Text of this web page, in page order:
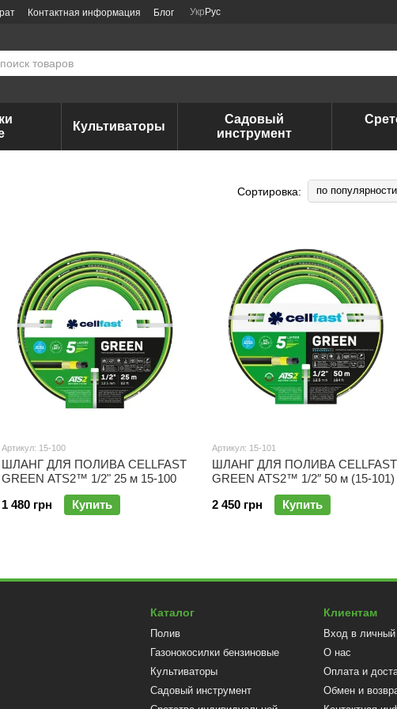
Контактная информация Блог Укр Рус
Культиваторы
Садовый
инструмент
Сортировка: по популярности
Артикул: 15-100
ШЛАНГ ДЛЯ ПОЛИВА СELLFAST
GREEN ATS2™ 1/2" 25 м 15-100
1 480 грн
Купить
Артикул: 15-101
ШЛАНГ ДЛЯ ПОЛИВА CELLFAST
GREEN ATS2™ 1/2″ 50 м (15-101)
2 450 грн
Купить
Каталог
Полив
Газонокосилки бензиновые
Культиваторы
Садовый инструмент
Клиентам
Вход в личный
О нас
Оплата и
Обмен и